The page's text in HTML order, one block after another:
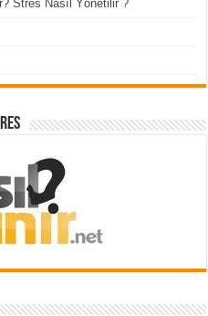
Stres Nasıl Yönetilir ?